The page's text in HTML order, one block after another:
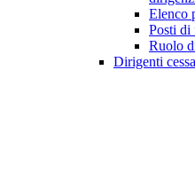
Elenco
Posti di
Ruolo
Dirigenti